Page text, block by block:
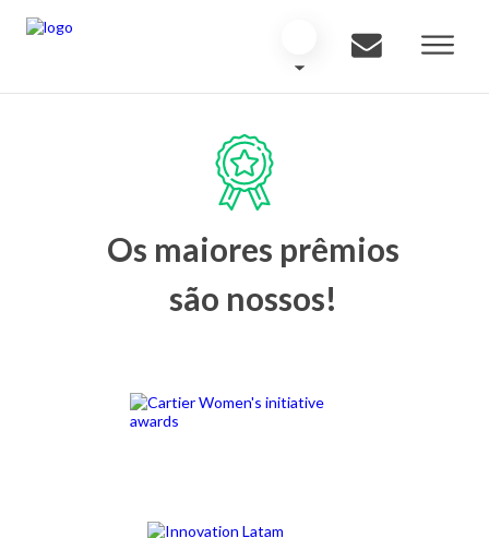
Os maiores prêmios
são nossos!